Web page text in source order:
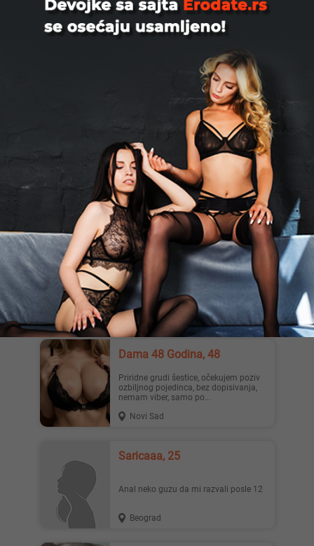
Erotska Masaza U Troje, 43
se tako druziti zavisi od tebe, tvojih
Mixim1970, 55
Zlatibor Da li ima neka dama za
druženje na Zlatiboru?
Beograd
Volimzene, 39
Neka dama za druženje bg i bliza
okolina sam živim pa mi je dosadno a
moze i neki par koji traži ...
Beograd
Dama 48 Godina, 48
Priridne grudi šestice, očekujem poziv
ozbiljnog pojedinca, bez dopisivanja,
nemam viber, samo po...
Novi Sad
Saricaaa, 25
Anal neko guzu da mi razvali posle 12
Beograd